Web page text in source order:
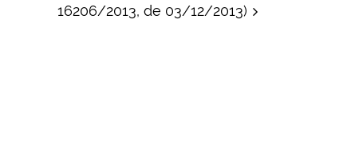
16206/2013, de 03/12/2013)